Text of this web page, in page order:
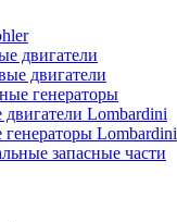
двигатели
двигатели
генераторы
Lombardini
Lombardini
запасные части